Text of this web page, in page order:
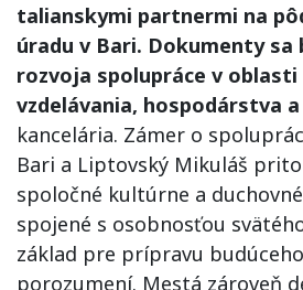
talianskymi partnermi na
úradu v Bari. Dokumenty
rozvoja spolupráce v oblasti
vzdelávania, hospodárstva a
kancelária. Zámer o
Bari a Liptovský Mikuláš
spoločné kultúrne a
spojené s osobnosťou
základ pre prípravu
porozumení. Mestá zároveň